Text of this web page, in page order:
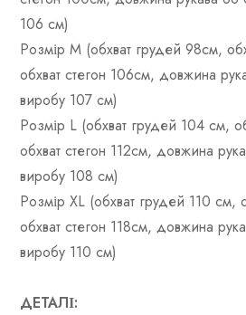
106 см)
Розмір М (обхват грудей 98см,
обхват стегон 106см, довжина
виробу 107 см)
Розмір L (обхват грудей 104 см,
обхват стегон 112см, довжина
виробу 108 см)
Розмір XL (обхват грудей 110 см,
обхват стегон 118см, довжина
виробу 110 см)
ДЕТАЛІ: